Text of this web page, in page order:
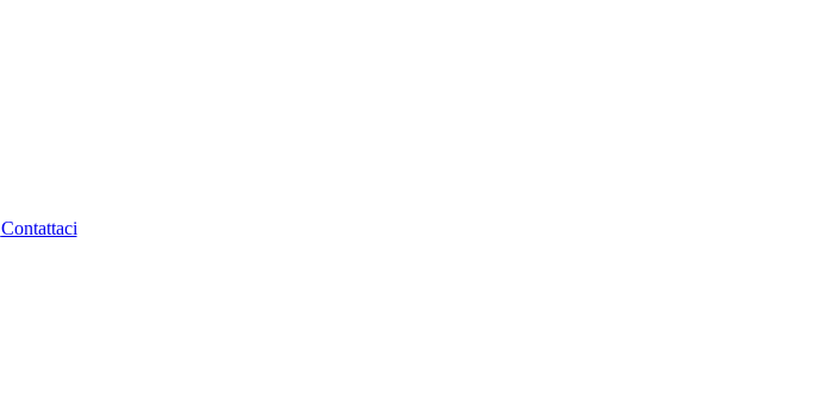
Contattaci